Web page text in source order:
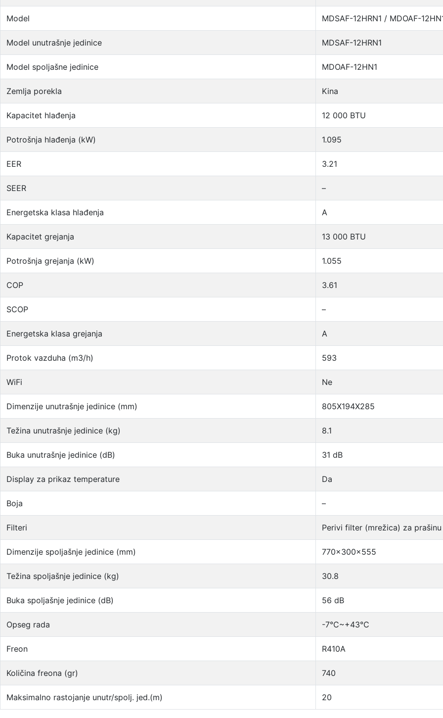
Model MDSAF-12HRN1 / MDOAF-
Model unutrašnje jedinice MDSAF-12HRN1
Model spoljašne jedinice MDOAF-12HN1
Zemlja porekla Kina
Kapacitet hlađenja 12 000 BTU
Potrošnja hlađenja (kW) 1.095
EER 3.21
SEER –
Energetska klasa hlađenja A
Kapacitet grejanja 13 000 BTU
Potrošnja grejanja (kW) 1.055
COP 3.61
SCOP –
Energetska klasa grejanja A
Protok vazduha (m3/h) 593
WiFi Ne
Dimenzije unutrašnje jedinice (mm) 805X194X285
Težina unutrašnje jedinice (kg) 8.1
Buka unutrašnje jedinice (dB) 31 dB
Display za prikaz temperature Da
Boja –
Filteri Perivi filter (mrežica) za
Dimenzije spoljašnje jedinice (mm) 770x300x555
Težina spoljašnje jedinice (kg) 30.8
Buka spoljašnje jedinice (dB) 56 dB
Opseg rada -7°C~+43°C
Freon R410A
Količina freona (gr) 740
Maksimalno rastojanje unutr/spolj. jed.(m) 20